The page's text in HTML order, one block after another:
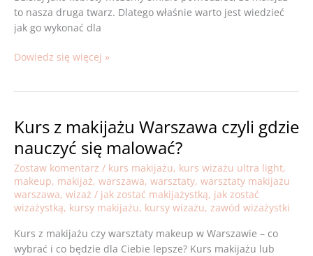
to nasza druga twarz. Dlatego właśnie warto jest wiedzieć
jak go wykonać dla
Dowiedz się więcej »
Kurs z makijażu Warszawa czyli gdzie
nauczyć się malować?
Zostaw komentarz / kurs makijażu, kurs wizażu ultra light,
makeup, makijaż, warszawa, warsztaty, warsztaty makijażu
warszawa, wizaż / jak zostać makijażystką, jak zostać
wizażystką, kursy makijażu, kursy wizażu, zawód wizażystki
Kurs z makijażu czy warsztaty makeup w Warszawie – co
wybrać i co będzie dla Ciebie lepsze? Kurs makijażu lub
Kurs
makijażu
Warszawa
czyli
gdzie
nauczyć
się
malować?